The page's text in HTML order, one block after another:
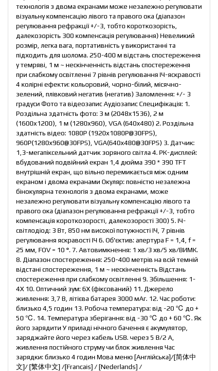
технологія з двома екранами може незалежно регулювати
візуальну компенсацію лівого та правого ока (діапазон
регулювання рефракції +/-3, тобто короткозорість,
далекозорість 300 компенсація регулювання) Невеликий
розмір, легка вага, портативність у використанні та
підходить для шолома. 250-400 м відстань спостереження
у темряві, 1 м ~ нескінченність відстань спостереження
при слабкому освітленні 7 рівнів регулювання ІЧ-яскравості
4 колірні ефекти: кольоровий, чорно-білий, місячно-
зелений, плівковий негатив (негатив) Заломлення: +/- 3
градуси Фото та відеозапис Аудіозапис Специфікація: 1.
Роздільна здатність фото: 3 м (2048x1536), 2 м
(1600x1200), 1 м (1280x960), VGA (640x480) 2. Роздільна
здатність відео: 1080P (1920x1080P@30FPS),
960P(1280x960@30FPS), VGA(640x480@30FPS) 3. Датчик:
1,3-мегапіксельний датчик зоряного світла 4. РК-дисплей:
вбудований подвійний екран 1,4 дюйма 390 * 390 TFT
внутрішній екран, що вільно перемикається між одним
екраном і двома екранами Окуляр: повністю незалежна
бінокулярна технологія з двома екранами, може
незалежно регулювати візуальну компенсацію лівого та
правого ока (діапазон регулювання рефракції +/-3, тобто
компенсація короткозорості, далекозорості 300) 5. ІЧ-
світлодіод: 3 Вт, 850 нм високої потужності ІЧ, 7 рівнів
регулювання яскравості ІЧ 6. Об'єктив: апертура F = 1,4, f =
25 мм, FOV = 10 °. 7. Автовимкнення: 1 хв/3 хв/5 хв/ВИМК.
8. Діапазон спостереження: 250-400 метрів на всій темній
відстані спостереження, 1 м ~ нескінченність Відстань
спостереження при слабкому освітленні 9. Збільшення: 1-
4X 10. Оптичний зум: 6X (фіксований) 11. Джерело
живлення: 3,7 В, літієва батарея 3000 мАг. 12. Час роботи:
близько 4,5 годин 13. Робоча температура: від -20 ℃ до +
50 ℃. 14. Температура зберігання: від -30 ℃ до + 60 ℃. Як
його зарядити У приладі нічного бачення є акумулятор,
заряджайте його через кабель USB. через 5 В/2 А,
живлення постійного струму чи блок живлення Час
зарядки: близько 4 годин Мова меню [Англійська]/[简体中
文]/ [繁体中文] /[Francais] / [Nederlands] /